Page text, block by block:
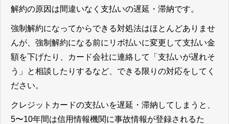
解約の原因は間違いなく支払いの遅延・滞納です。
強制解約になってからできる対処法はほとんどありませ
んが、強制解約になる前にリボ払いに変更して支払い金
額を下げたり、カード会社に連絡して「支払いが遅れそ
う」と相談したりするなど、できる限りの対応をしてく
ださい。
クレジットカードの支払いを遅延・滞納してしまうと、
5〜10年間は信用情報機関に事故情報が登録されるた